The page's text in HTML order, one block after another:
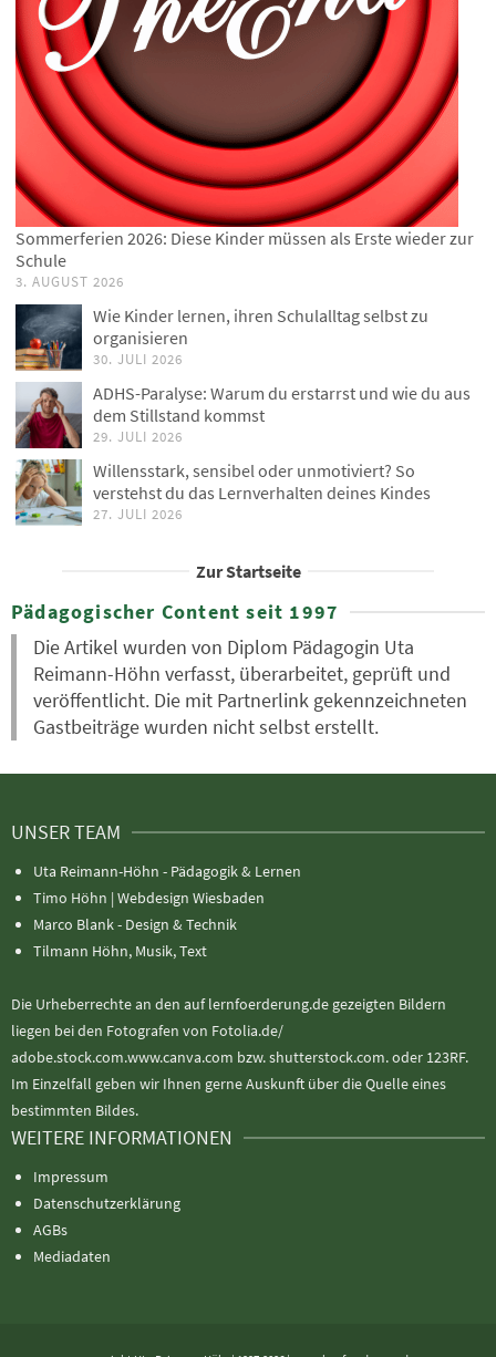
Sommerferien 2026: Diese Kinder müssen als Erste wieder zur
Schule
3. AUGUST 2026
Wie Kinder lernen, ihren Schulalltag selbst zu
organisieren
30. JULI 2026
ADHS-Paralyse: Warum du erstarrst und wie du aus
dem Stillstand kommst
29. JULI 2026
Willensstark, sensibel oder unmotiviert? So
verstehst du das Lernverhalten deines Kindes
27. JULI 2026
Zur Startseite
Pädagogischer Content seit 1997
Die Artikel wurden von Diplom Pädagogin Uta
Reimann-Höhn verfasst, überarbeitet, geprüft und
veröffentlicht. Die mit Partnerlink gekennzeichneten
Gastbeiträge wurden nicht selbst erstellt.
UNSER TEAM
Uta Reimann-Höhn - Pädagogik & Lernen
Timo Höhn | Webdesign Wiesbaden
Marco Blank - Design & Technik
Tilmann Höhn, Musik, Text
Die Urheberrechte an den auf lernfoerderung.de gezeigten Bildern
liegen bei den Fotografen von Fotolia.de/
adobe.stock.com.www.canva.com bzw. shutterstock.com. oder 123RF.
Im Einzelfall geben wir Ihnen gerne Auskunft über die Quelle eines
bestimmten Bildes.
WEITERE INFORMATIONEN
Impressum
Datenschutzerklärung
AGBs
Mediadaten